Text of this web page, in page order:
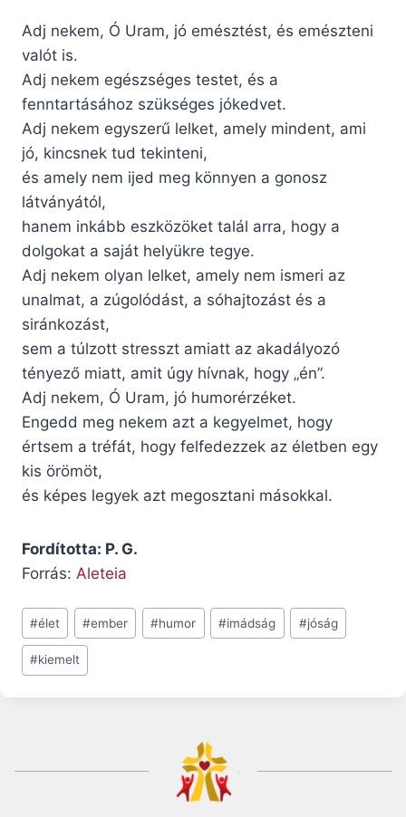
Adj nekem, Ó Uram, jó emésztést, és emészteni
valót is.
Adj nekem egészséges testet, és a
fenntartásához szükséges jókedvet.
Adj nekem egyszerű lelket, amely mindent, ami
jó, kincsnek tud tekinteni,
és amely nem ijed meg könnyen a gonosz
látványától,
hanem inkább eszközöket talál arra, hogy a
dolgokat a saját helyükre tegye.
Adj nekem olyan lelket, amely nem ismeri az
unalmat, a zúgolódást, a sóhajtozást és a
siránkozást,
sem a túlzott stresszt amiatt az akadályozó
tényező miatt, amit úgy hívnak, hogy „én”.
Adj nekem, Ó Uram, jó humorérzéket.
Engedd meg nekem azt a kegyelmet, hogy
értsem a tréfát, hogy felfedezzek az életben egy
kis örömöt,
és képes legyek azt megosztani másokkal.
Fordította: P. G.
Forrás: Aleteia
Post
Tags:
#élet #ember #humor #imádság #jóság
#kiemelt